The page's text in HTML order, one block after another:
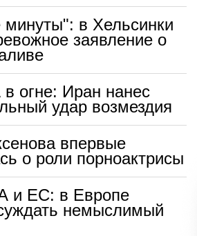
в Хельсинки
заявление о
огне: Иран нанес
удар возмездия
впервые
о роли порноактрисы
и ЕС: в Европе
немыслимый